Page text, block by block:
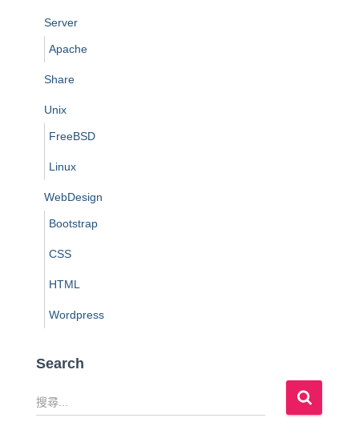
Server
Apache
Share
Unix
FreeBSD
Linux
WebDesign
Bootstrap
CSS
HTML
Wordpress
Search
搜
尋